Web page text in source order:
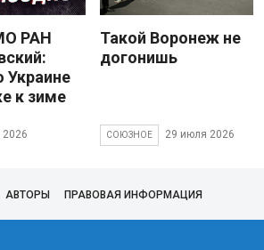
РАН
к зиме
2026
Такой Воронеж не
догонишь
СОЮЗНОЕ 29 июля 2026
АВТОРЫ ПРАВОВАЯ ИНФОРМАЦИЯ